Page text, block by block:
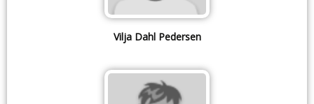
Vilja Dahl Pedersen